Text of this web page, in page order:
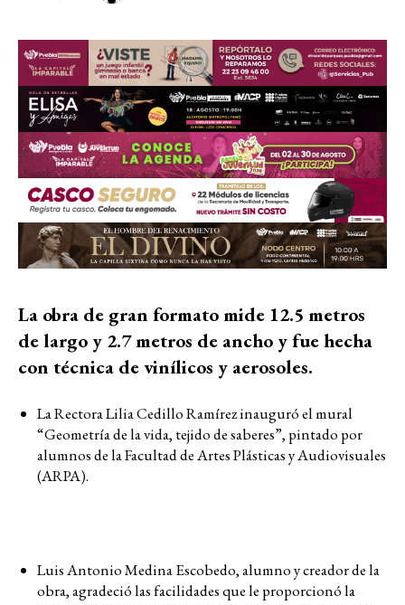
La obra de gran formato mide 12.5 metros
de largo y 2.7 metros de ancho y fue hecha
con técnica de vinílicos y aerosoles.
La Rectora Lilia Cedillo Ramírez inauguró el mural
“Geometría de la vida, tejido de saberes”, pintado por
alumnos de la Facultad de Artes Plásticas y Audiovisuales
(ARPA).
Luis Antonio Medina Escobedo, alumno y creador de la
obra, agradeció las facilidades que le proporcionó la